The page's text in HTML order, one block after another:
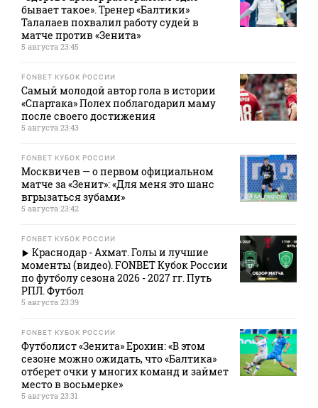
бывает такое». Тренер «Балтики»
Талалаев похвалил работу судей в
матче против «Зенита»
5 августа 23:45
FONBET КУБОК РОССИИ
Самый молодой автор гола в истории
«Спартака» Полех поблагодарил маму
после своего достижения
5 августа 23:43
FONBET КУБОК РОССИИ
Москвичев — о первом официальном
матче за «Зенит»: «Для меня это шанс
вгрызаться зубами»
5 августа 23:42
FONBET КУБОК РОССИИ
Краснодар - Ахмат. Голы и лучшие
моменты (видео). FONBET Кубок России
по футболу сезона 2026 - 2027 гг. Путь
РПЛ. Футбол
5 августа 23:39
FONBET КУБОК РОССИИ
Футболист «Зенита» Ерохин: «В этом
сезоне можно ожидать, что «Балтика»
отберет очки у многих команд и займет
место в восьмерке»
5 августа 23:31